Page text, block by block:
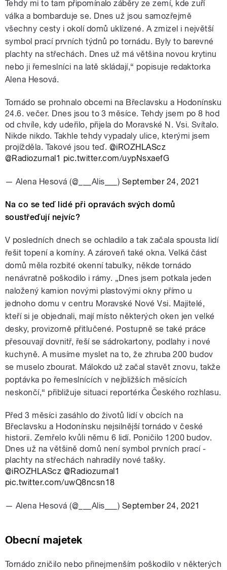
Tehdy mi to tam připomínalo záběry ze zemí, kde zuří
válka a bombarduje se. Dnes už jsou samozřejmě
všechny cesty i okolí domů uklízené. A zmizel i největší
symbol prací prvních týdnů po tornádu. Byly to barevné
plachty na střechách. Dnes už má většina novou krytinu
nebo ji řemeslníci na latě skládají,“ popisuje redaktorka
Alena Hesová.
Tornádo se prohnalo obcemi na Břeclavsku a Hodonínsku
24.6. večer. Dnes jsou to 3 měsíce. Tehdy jsem po 8 hod
od chvíle, kdy udeřilo, přijela do Moravské N. Vsi. Svítalo.
Nikde nikdo. Takhle tehdy vypadaly ulice, kterými jsem
projížděla. Takové jsou teď. @iROZHLAScz
@Radiozurnal1 pic.twitter.com/uypNsxaefG
— Alena Hesová (@___Alis___) September 24, 2021
Na co se teď lidé při opravách svých domů
soustřeďují nejvíc?
V posledních dnech se ochladilo a tak začala spousta lidí
řešit topení a komíny. A zároveň také okna. Velká část
domů měla rozbité okenní tabulky, někde tornádo
nenávratně poškodilo i rámy. „Dnes jsem potkala jeden
naložený kamion novými plastovými okny přímo u
jednoho domu v centru Moravské Nové Vsi. Majitelé,
kteří si je objednali, mají místo některých oken jen velké
desky, provizorně přitlučené. Postupně se také práce
přesouvají dovnitř, řeší se sádrokartony, podlahy i nové
kuchyně. A musíme myslet na to, že zhruba 200 budov
se muselo zbourat. Málokdo už začal stavět znovu, takže
poptávka po řemeslnících v nejbližších měsících
neskončí,“ přibližuje situaci reportérka Českého rozhlasu.
Před 3 měsíci zasáhlo do životů lidí v obcích na
Břeclavsku a Hodonínsku nejsilnější tornádo v české
historii. Zemřelo kvůli němu 6 lidí. Poničilo 1200 budov.
Dnes už na většině domů není symbol prvních prací -
plachty na střechách nahradily nové tašky.
@iROZHLAScz @Radiozurnal1
pic.twitter.com/uwQ8ncsn18
— Alena Hesová (@___Alis___) September 24, 2021
Obecní majetek
Tornádo zničilo nebo přinejmenším poškodilo v některých